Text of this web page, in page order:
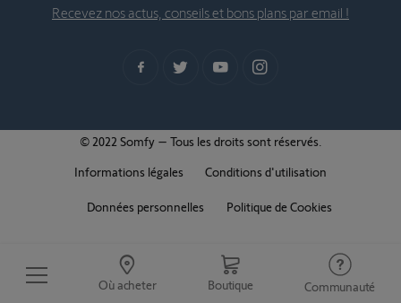
Où acheter Boutique Communauté
Recevez nos actus, conseils et bons plans par email !
© 2022 Somfy – Tous les droits sont réservés.
Informations légales
Conditions d'utilisation
Données personnelles Politique de Cookies